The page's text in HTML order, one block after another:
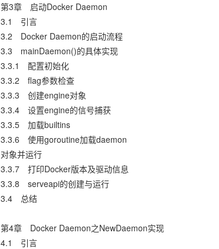
第3章 启动Docker Daemon
3.1 引言
3.2 Docker Daemon的启动流程
3.3 mainDaemon()的具体实现
3.3.1 配置初始化
3.3.2 flag参数检查
3.3.3 创建engine对象
3.3.4 设置engine的信号捕获
3.3.5 加载builtins
3.3.6 使用goroutine加载daemon
对象并运行
3.3.7 打印Docker版本及驱动信息
3.3.8 serveapi的创建与运行
3.4 总结
第4章 Docker Daemon之NewDaemon实现
4.1 引言